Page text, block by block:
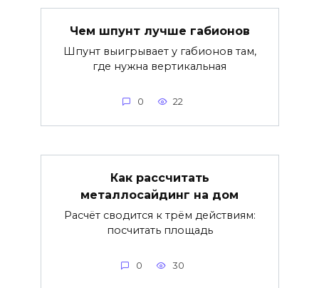
Чем шпунт лучше габионов
Шпунт выигрывает у габионов там,
где нужна вертикальная
0 22
Как рассчитать
металлосайдинг на дом
Расчёт сводится к трём действиям:
посчитать площадь
0 30